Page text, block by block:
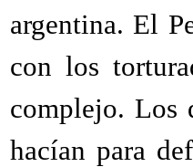
argentina. El
con los
complejo. Los
hacían para